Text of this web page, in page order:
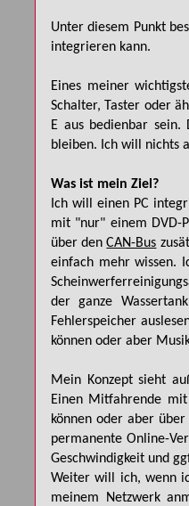
Unter diesem Punkt
integrieren kann.
Eines meiner
Schalter, Taster oder
E aus bedienbar
bleiben. Ich will nichts
Was ist mein Ziel?
Ich will einen PC
mit "nur" einem DVD-
über denCAN-Bus
einfach mehr wissen.
der ganze
Fehlerspeicher
können oder aber
Mein Konzept sieht
Einen Mitfahrende
können oder aber
permanente Online-
Geschwindigkeit und
Weiter will ich, wenn
meinem Netzwerk